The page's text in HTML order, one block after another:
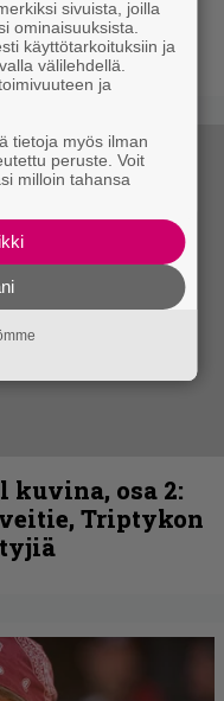
Cruisen
osa 2:
Triptykon
sivuista, joilla
ominaisuuksista.
käyttötarkoituksiin ja
välilehdellä.
ja
tietoja myös ilman
peruste. Voit
milloin tahansa